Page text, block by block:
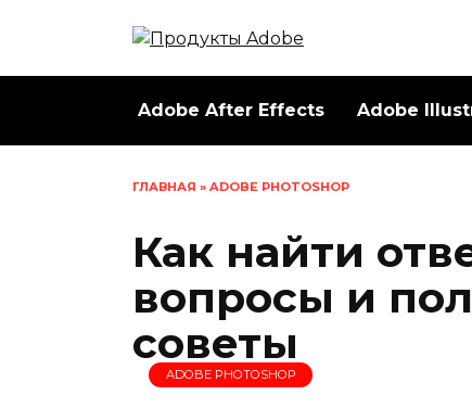
Adobe After Effects Adobe
ГЛАВНАЯ » ADOBE PHOTOSHOP
Как найти
вопросы и
советы
ADOBE PHOTOSHOP